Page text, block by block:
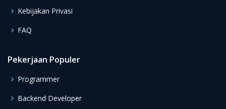
Kebijakan Privasi
FAQ
Pekerjaan Populer
Programmer
Backend Developer